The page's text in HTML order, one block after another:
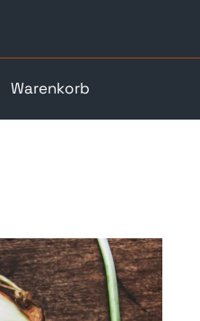
Warenkorb